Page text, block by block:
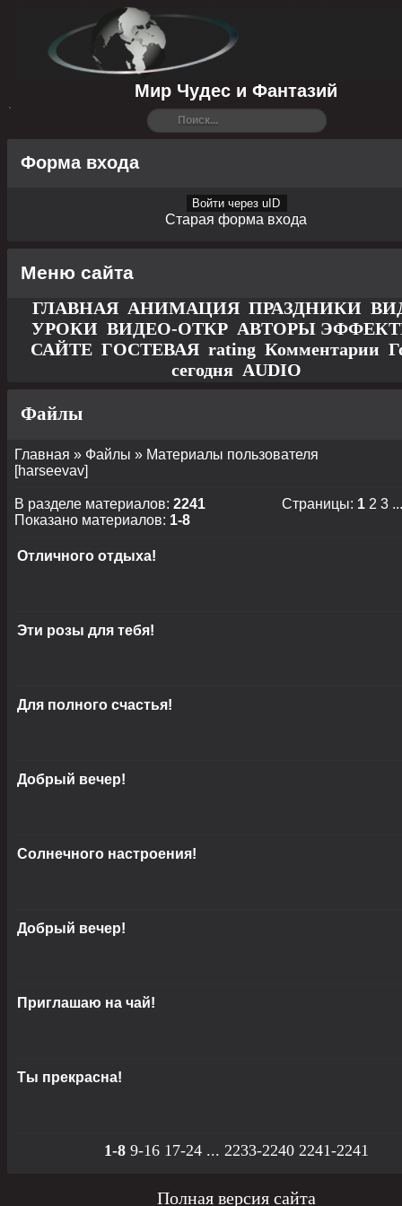
Мир Чудес и Фантазий
Форма входа
Войти через uID
Старая форма входа
Меню сайта
ГЛАВНАЯ АНИМАЦИЯ ПРАЗДНИКИ
УРОКИ ВИДЕО-ОТКР АВТОРЫ
САЙТЕ ГОСТЕВАЯ rating Комментарии
сегодня AUDIO
Файлы
Главная » Файлы » Материалы пользователя
[harseevav]
В разделе материалов: 2241
Показано материалов: 1-8
Страницы: 1 2 3 ...
Отличного отдыха!
Эти розы для тебя!
Для полного счастья!
Добрый вечер!
Солнечного настроения!
Добрый вечер!
Приглашаю на чай!
Ты прекрасна!
1-8 9-16 17-24 ... 2233-2240 2241-2241
Полная версия сайта